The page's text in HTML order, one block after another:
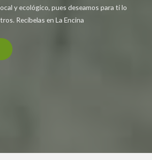
y ecológico, pues deseamos para ti lo
Recíbelas en La Encina